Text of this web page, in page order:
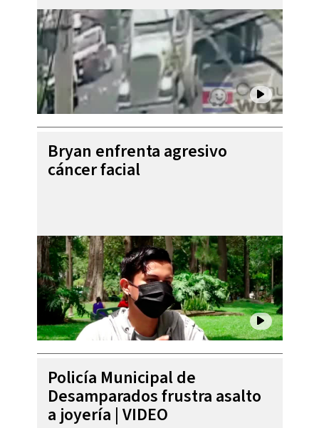
Bryan enfrenta agresivo
cáncer facial
Policía Municipal de
Desamparados frustra asalto
a joyería | VIDEO